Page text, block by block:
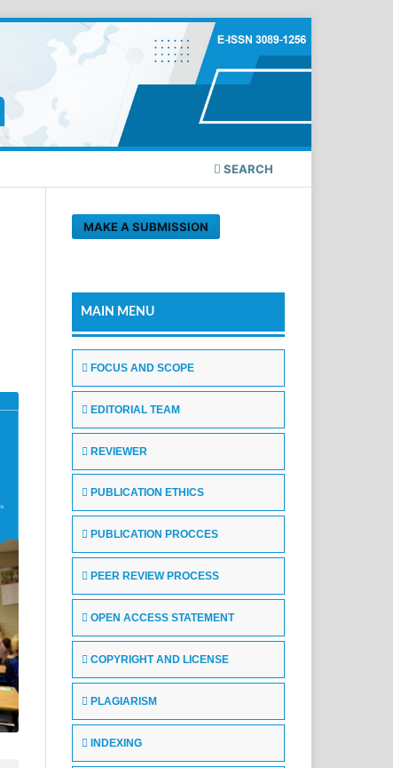
SEARCH
MAKE A SUBMISSION
MAIN MENU
FOCUS AND SCOPE
EDITORIAL TEAM
REVIEWER
PUBLICATION ETHICS
PUBLICATION PROCCES
PEER REVIEW PROCESS
OPEN ACCESS STATEMENT
COPYRIGHT AND LICENSE
PLAGIARISM
INDEXING